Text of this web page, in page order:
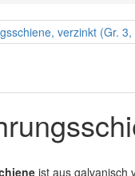
ist aus galvanisch